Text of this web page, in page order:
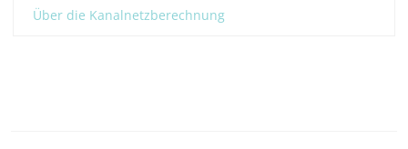
Über die Kanalnetzberechnung